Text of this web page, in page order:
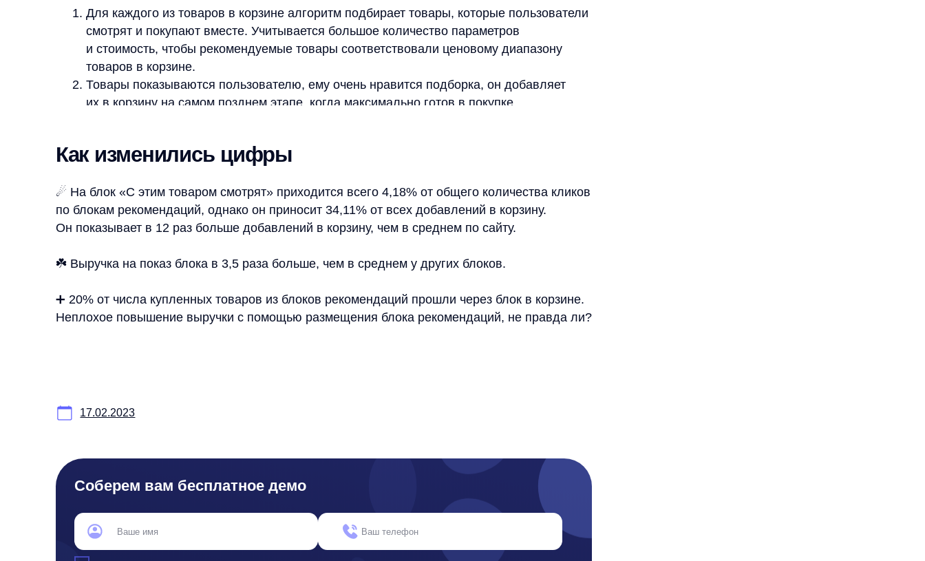
☘️ Выручка на показ блока в 3,5 раза больше, чем в среднем у других блоков.
➕ 20% от числа купленных товаров из блоков рекомендаций прошли через блок в корзине.
Неплохое повышение выручки с помощью размещения блока рекомендаций, не правда ли?
17.02.2023
Соберем вам бесплатное демо
Я ознакомился с условиямиПолитики обработки персональных данныхи даюсогласие на обработки моих персональных данных
Согласен на получение рассылки с новостями AI от Any
Продукты
anyQuery
anyReviews
anyImages
Блог
по интеграции
Сведения
any-hello@tbank.ru
+7 (985) 674-48-98
Реквизиты
Политика обработки персональных данных
Согласие на обработку персональных данных
Рекомендательные алгоритмы